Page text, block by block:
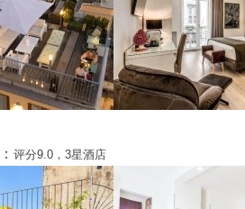
： 评分9.0，3星酒店